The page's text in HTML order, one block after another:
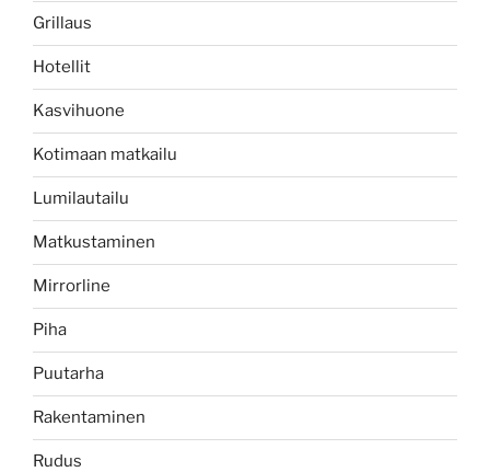
Grillaus
Hotellit
Kasvihuone
Kotimaan matkailu
Lumilautailu
Matkustaminen
Mirrorline
Piha
Puutarha
Rakentaminen
Rudus